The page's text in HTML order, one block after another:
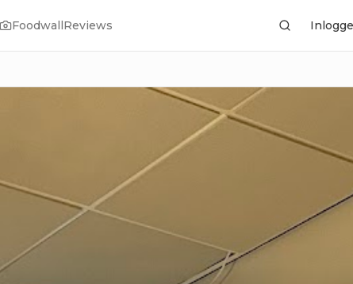
FoodwallReviews Zoeken